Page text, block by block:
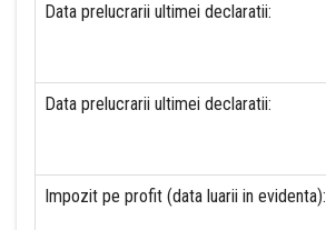
Data prelucrarii ultimei declaratii:
Data prelucrarii ultimei declaratii:
Impozit pe profit (data luarii in evidenta):